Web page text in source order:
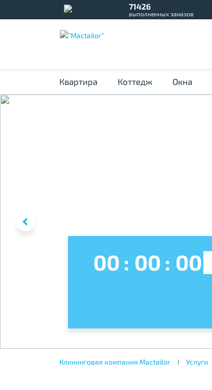
71426
выполненных заказов
Квартира Коттедж Окна
00 : 00 : 00
Клининговая компания Mactailor Услуги